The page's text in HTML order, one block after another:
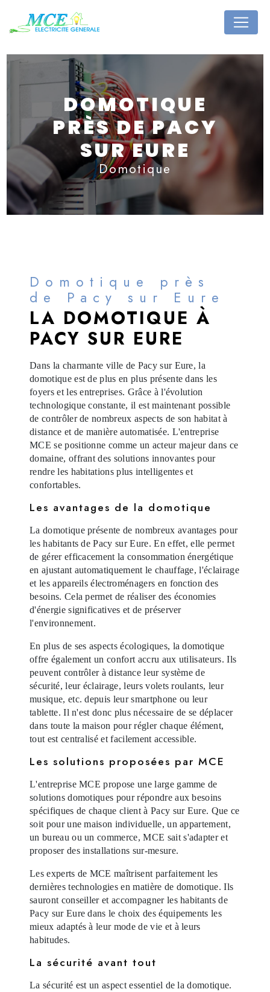
DOMOTIQUE
PRÈS DE PACY
SUR EURE
Domotique
Domotique près
de Pacy sur Eure
LA DOMOTIQUE À
PACY SUR EURE
Dans la charmante ville de Pacy sur Eure, la
domotique est de plus en plus présente dans les
foyers et les entreprises. Grâce à l'évolution
technologique constante, il est maintenant possible
de contrôler de nombreux aspects de son habitat à
distance et de manière automatisée. L'entreprise
MCE se positionne comme un acteur majeur dans ce
domaine, offrant des solutions innovantes pour
rendre les habitations plus intelligentes et
confortables.
Les avantages de la domotique
La domotique présente de nombreux avantages pour
les habitants de Pacy sur Eure. En effet, elle permet
de gérer efficacement la consommation énergétique
en ajustant automatiquement le chauffage, l'éclairage
et les appareils électroménagers en fonction des
besoins. Cela permet de réaliser des économies
d'énergie significatives et de préserver
l'environnement.
En plus de ses aspects écologiques, la domotique
offre également un confort accru aux utilisateurs. Ils
peuvent contrôler à distance leur système de
sécurité, leur éclairage, leurs volets roulants, leur
musique, etc. depuis leur smartphone ou leur
tablette. Il n'est donc plus nécessaire de se déplacer
dans toute la maison pour régler chaque élément,
tout est centralisé et facilement accessible.
Les solutions proposées par MCE
L'entreprise MCE propose une large gamme de
solutions domotiques pour répondre aux besoins
spécifiques de chaque client à Pacy sur Eure. Que ce
soit pour une maison individuelle, un appartement,
un bureau ou un commerce, MCE sait s'adapter et
proposer des installations sur-mesure.
Les experts de MCE maîtrisent parfaitement les
dernières technologies en matière de domotique. Ils
sauront conseiller et accompagner les habitants de
Pacy sur Eure dans le choix des équipements les
mieux adaptés à leur mode de vie et à leurs
habitudes.
La sécurité avant tout
La sécurité est un aspect essentiel de la domotique.